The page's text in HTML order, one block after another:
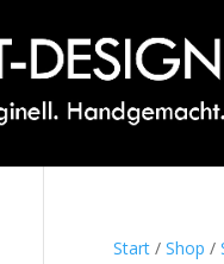
Start/ Shop /